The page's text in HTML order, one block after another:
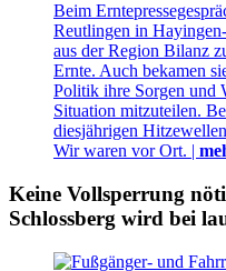
Beim
Reutlingen in
aus der Region Bilanz
Ernte. Auch bekamen
Politik ihre Sorgen und
Situation mitzuteilen.
diesjährigen
Wir waren vor Ort. |
Keine Vollsperrung
Schlossberg wird bei